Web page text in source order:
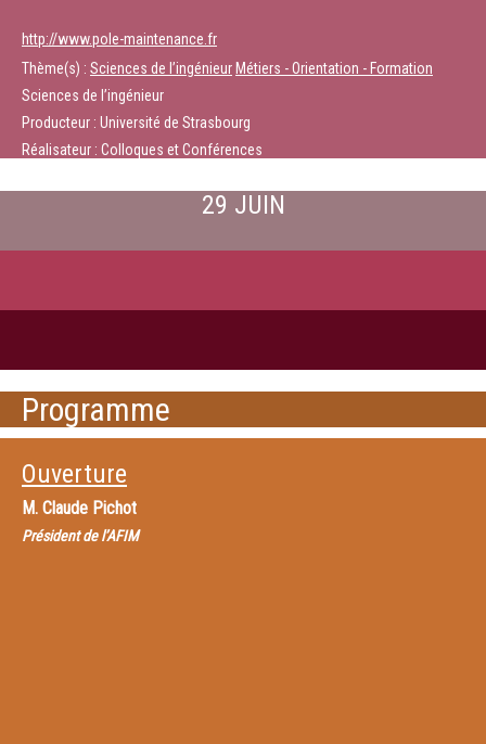
http://www.pole-maintenance.fr
Thème(s) : Sciences de l’ingénieur Métiers - Orientation - Formation
Sciences de l’ingénieur
Producteur : Université de Strasbourg
Réalisateur : Colloques et Conférences
29 JUIN
Programme
Ouverture
M. Claude Pichot
Président de l’AFIM